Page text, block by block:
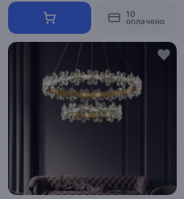
10
оплачено